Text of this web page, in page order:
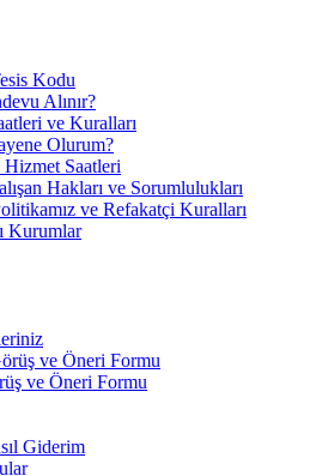
Kodu
Alınır?
ve Kuralları
Olurum?
Saatleri
Hakları ve Sorumlulukları
ve Refakatçi Kuralları
Kurumlar
ve Öneri Formu
ve Öneri Formu
Giderim